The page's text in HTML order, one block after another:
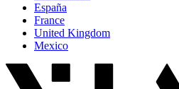
España
France
United Kingdom
Mexico